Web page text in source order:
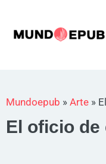
contenido
Mundoepub » Arte »
El oficio de